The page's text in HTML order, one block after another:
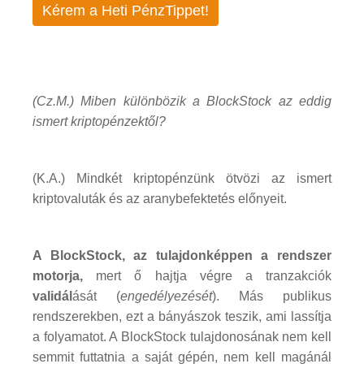
Kérem a Heti PénzTippet!
(Cz.M.) Miben különbözik a BlockStock az eddig
ismert kriptopénzektől?
(K.A.) Mindkét kriptopénzünk ötvözi az ismert
kriptovaluták és az aranybefektetés előnyeit.
A BlockStock, az tulajdonképpen a rendszer
motorja, mert ő hajtja végre a tranzakciók
validál ását (engedélyezését). Más publikus
rendszerekben, ezt a bányászok teszik, ami lassítja
a folyamatot. A BlockStock tulajdonosának nem kell
semmit futtatnia a saját gépén, nem kell magánál